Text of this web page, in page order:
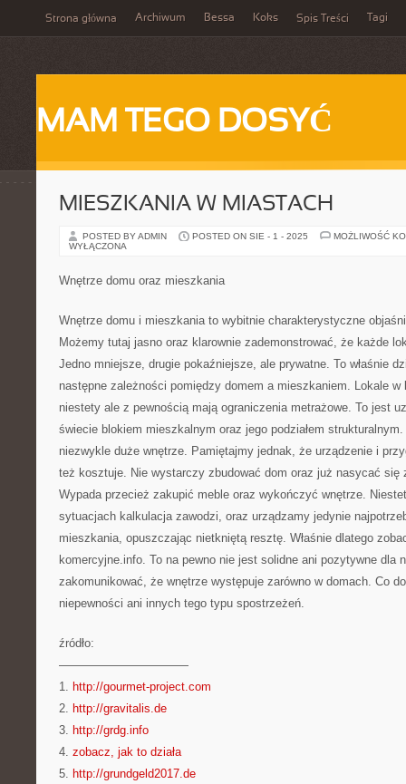
Strona główna Archiwum Bessa Koks Spis Treści Tagi
MAM TEGO DOSYĆ
MIESZKANIA W MIASTACH
POSTED BY ADMIN POSTED ON SIE - 1 - 2025
MOŻLIWOŚĆ
WYŁĄCZONA
Wnętrze domu oraz mieszkania
Wnętrze domu i mieszkania to wybitnie charakterystyczne
Możemy tutaj jasno oraz klarownie zademonstrować, że każde
Jedno mniejsze, drugie pokaźniejsze, ale prywatne. To właśnie
następne zależności pomiędzy domem a mieszkaniem. Lokale
niestety ale z pewnością mają ograniczenia metrażowe. To jest
świecie blokiem mieszkalnym oraz jego podziałem
niezwykle duże wnętrze. Pamiętajmy jednak, że urządzenie i
też kosztuje. Nie wystarczy zbudować dom oraz już nasycać się
Wypada przecież zakupić meble oraz wykończyć wnętrze.
sytuacjach kalkulacja zawodzi, oraz urządzamy jedynie
mieszkania, opuszczając nietkniętą resztę. Właśnie dlatego
komercyjne.info. To na pewno nie jest solidne ani pozytywne dla
zakomunikować, że wnętrze występuje zarówno w domach. Co
niepewności ani innych tego typu spostrzeżeń.
źródło:
———————————
1. http://gourmet-project.com
2. http://gravitalis.de
3. http://grdg.info
4. zobacz, jak to działa
5. http://grundgeld2017.de